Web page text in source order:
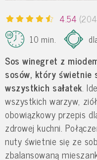
4.54
10 min.
Sos winegret z
sosów, który świetnie
wszystkich sałatek.
wszystkich warzyw,
obowiązkowy przepis
zdrowej kuchni.
nuty świetnie się ze
zbalansowaną